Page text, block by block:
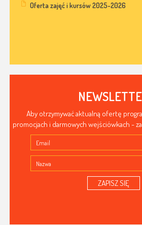
Oferta zajęć i kursów 2025-2026
Aby otrzymywać aktualną ofertę
promocjach i darmowych wejściówkach -
ZAPISZ SIĘ